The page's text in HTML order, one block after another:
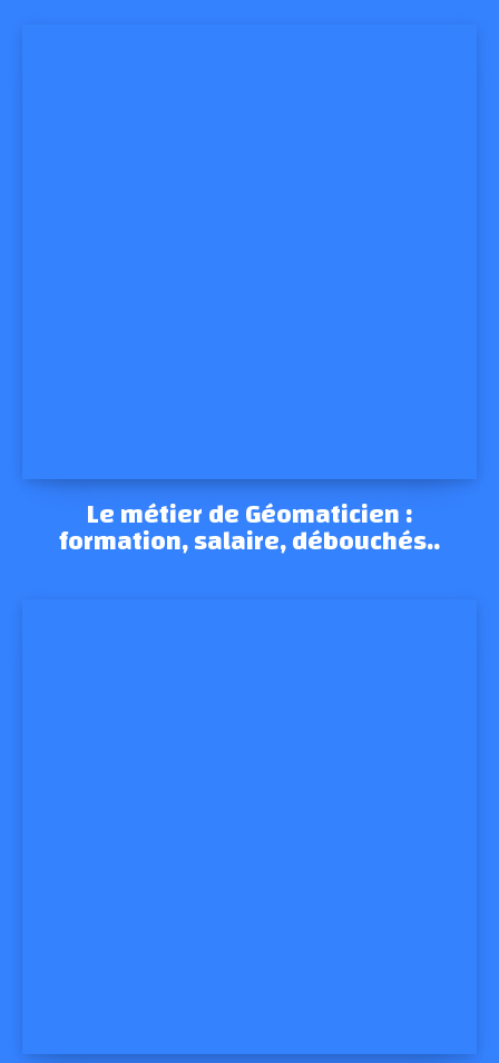
Le métier de Géomaticien :
formation, salaire, débouchés..